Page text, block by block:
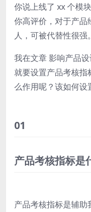
你说上线了 xx 个模
你高评价，对于产品
人，可被代替性很强。
我在文章 影响产品
就要设置产品考核指
么作用呢？该如何设
01
产品考核指标是
产品考核指标是辅